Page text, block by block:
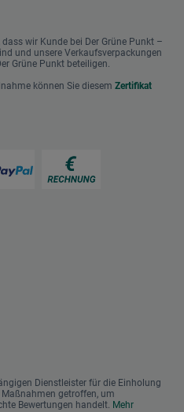
wir Kunde bei Der Grüne Punkt –
und unsere Verkaufsverpackungen
Grüne Punkt beteiligen.
können Sie diesem Zertifikat
Dienstleister für die Einholung
getroffen, um
Bewertungen handelt. Mehr